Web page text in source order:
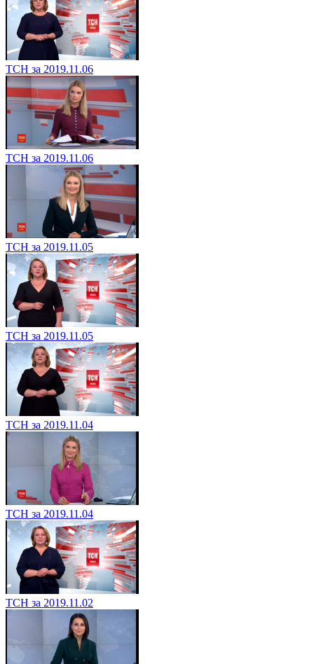
ТСН за 2019.11.06
ТСН за 2019.11.06
ТСН за 2019.11.05
ТСН за 2019.11.05
ТСН за 2019.11.04
ТСН за 2019.11.04
ТСН за 2019.11.02